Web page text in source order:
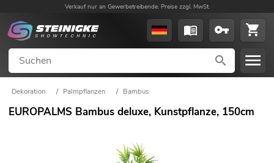
Verkauf nur an Gewerbetreibende. Preise zzgl. MwSt.
Dekoration / Palmpflanzen / Bambus
EUROPALMS Bambus deluxe, Kunstpflanze, 150cm